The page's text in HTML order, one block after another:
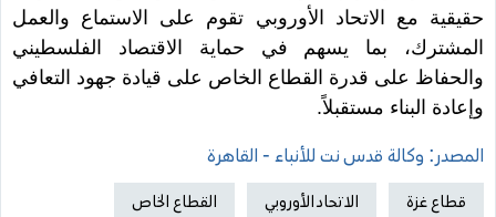
حقيقية مع الاتحاد الأوروبي تقوم على الاستماع والعمل
المشترك، بما يسهم في حماية الاقتصاد الفلسطيني
والحفاظ على قدرة القطاع الخاص على قيادة جهود التعافي
وإعادة البناء مستقبلاً.
المصدر: وكالة قدس نت للأنباء - القاهرة
قطاع غزة الاتحاد الأوروبي القطاع الخاص